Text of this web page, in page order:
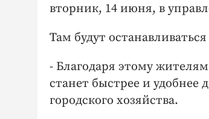
вторник, 14 июня, в
Там будут
- Благодаря этому
станет быстрее и удобнее
городского хозяйства.